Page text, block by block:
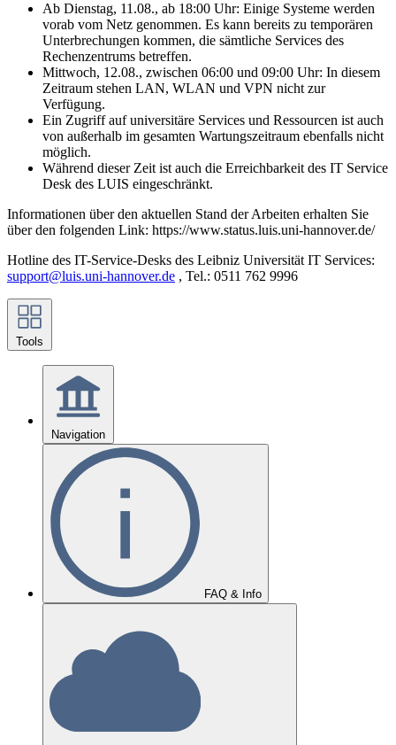
Ab Dienstag, 11.08., ab 18:00 Uhr: Einige Systeme werden
vorab vom Netz genommen. Es kann bereits zu temporären
Unterbrechungen kommen, die sämtliche Services des
Rechenzentrums betreffen.
Mittwoch, 12.08., zwischen 06:00 und 09:00 Uhr: In diesem
Zeitraum stehen LAN, WLAN und VPN nicht zur
Verfügung.
Ein Zugriff auf universitäre Services und Ressourcen ist auch
von außerhalb im gesamten Wartungszeitraum ebenfalls nicht
möglich.
Während dieser Zeit ist auch die Erreichbarkeit des IT Service
Desk des LUIS eingeschränkt.
Informationen über den aktuellen Stand der Arbeiten erhalten Sie
über den folgenden Link: https://www.status.luis.uni-hannover.de/
Hotline des IT-Service-Desks des Leibniz Universität IT Services:
support@luis.uni-hannover.de , Tel.: 0511 762 9996
Tools
Navigation
FAQ & Info